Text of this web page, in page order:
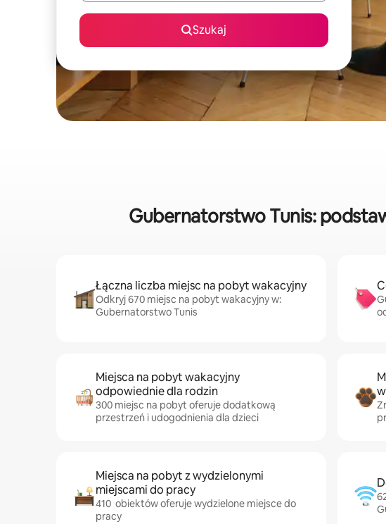
Szukaj
Gubernatorstwo Tunis:
Łączna liczba miejsc na pobyt wakacyjny
Odkryj 670 miejsc na pobyt wakacyjny w:
Gubernatorstwo Tunis
Miejsca na pobyt wakacyjny
odpowiednie dla rodzin
300 miejsc na pobyt oferuje dodatkową
przestrzeń i udogodnienia dla dzieci
Miejsca na pobyt z wydzielonymi
miejscami do pracy
410 obiektów oferuje wydzielone miejsce do
pracy